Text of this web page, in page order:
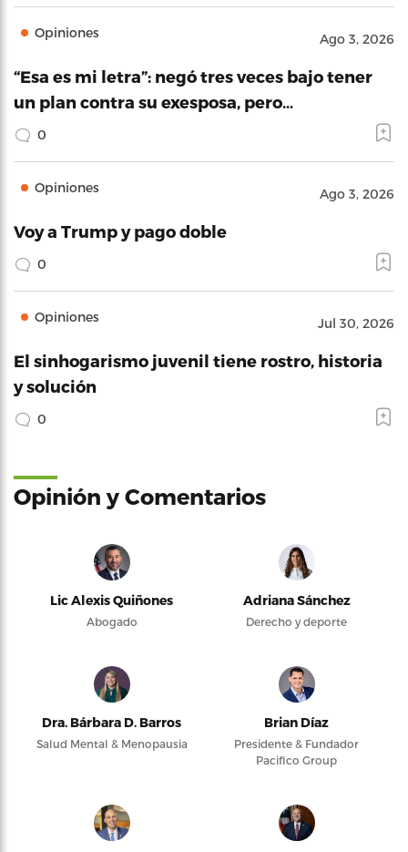
Opiniones Ago 3, 2026
“Esa es mi letra”: negó tres veces bajo tener
un plan contra su exesposa, pero…
0
Opiniones Ago 3, 2026
Voy a Trump y pago doble
0
Opiniones Jul 30, 2026
El sinhogarismo juvenil tiene rostro, historia
y solución
0
Opinión y Comentarios
Lic Alexis Quiñones
Abogado
Adriana Sánchez
Derecho y deporte
Dra. Bárbara D. Barros
Salud Mental & Menopausia
Brian Díaz
Presidente & Fundador
Pacifico Group